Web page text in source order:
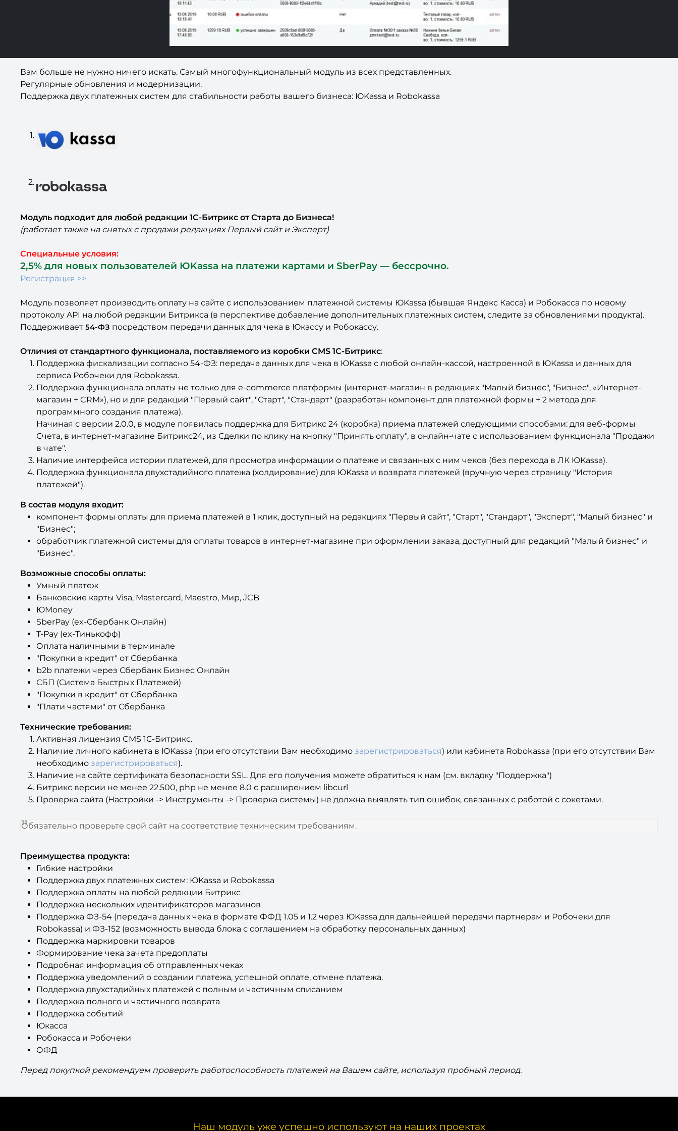
Вам больше не нужно ничего искать. Самый многофункциональный модуль из всех представленных.
Регулярные обновления и модернизации.
Поддержка двух платежных систем для стабильности работы вашего бизнеса: ЮKassa и Robokassa
Модуль подходит для любой редакции 1С-Битрикс от Старта до Бизнеса!
(работает также на снятых с продажи редакциях Первый сайт и Эксперт)
Cпециальные условия:
2,5% для новых пользователей ЮKassa на платежи картами и SberPay — бессрочно.
Регистрация >>
Модуль позволяет производить оплату на сайте с использованием платежной системы ЮKassa (бывшая Яндекс Касса) и Робокасса по новому
протоколу API на любой редакции Битрикса (в перспективе добавление дополнительных платежных систем, следите за обновлениями продукта).
Поддерживает 54-ФЗ посредством передачи данных для чека в Юкассу и Робокассу.
Отличия от стандартного функционала, поставляемого из коробки CMS 1С-Битрикс:
Поддержка фискализации согласно 54-ФЗ: передача данных для чека в ЮKassa с любой онлайн-кассой, настроенной в ЮKassa и данных для
сервиса Робочеки для Robokassa.
Поддержка функционала оплаты не только для e-commerce платформы (интернет-магазин в редакциях "Малый бизнес", "Бизнес", «Интернет-
магазин + CRM»), но и для редакций "Первый сайт", "Старт", "Стандарт" (разработан компонент для платежной формы + 2 метода для
программного создания платежа).
Начиная с версии 2.0.0, в модуле появилась поддержка для Битрикс 24 (коробка) приема платежей следующими способами: для веб-формы
Счета, в интернет-магазине Битрикс24, из Сделки по клику на кнопку "Принять оплату", в онлайн-чате с использованием функционала "Продажи
в чате".
Наличие интерфейса истории платежей, для просмотра информации о платеже и связанных с ним чеков (без перехода в ЛК ЮKassa).
Поддержка функционала двухстадийного платежа (холдирование) для ЮKassa и возврата платежей (вручную через страницу "История
платежей").
В состав модуля входит:
компонент формы оплаты для приема платежей в 1 клик, доступный на редакциях "Первый сайт", "Старт", "Стандарт", "Эксперт", "Малый бизнес" и
"Бизнес";
обработчик платежной системы для оплаты товаров в интернет-магазине при оформлении заказа, доступный для редакций "Малый бизнес" и
"Бизнес".
Возможные способы оплаты:
Умный платеж
Банковские карты Visa, Mastercard, Maestro, Мир, JCB
ЮMoney
SberPay (ex-Сбербанк Онлайн)
T-Pay (ex-Тинькофф)
Оплата наличными в терминале
"Покупки в кредит" от Сбербанка
b2b платежи через Сбербанк Бизнес Онлайн
СБП (Система Быстрых Платежей)
"Покупки в кредит" от Сбербанка
"Плати частями" от Сбербанка
Технические требования:
Активная лицензия CMS 1С-Битрикс.
Наличие личного кабинета в ЮKassa (при его отсутствии Вам необходимо зарегистрироваться) или кабинета Robokassa (при его отсутствии Вам
необходимо зарегистрироваться).
Наличие на сайте сертификата безопасности SSL. Для его получения можете обратиться к нам (см. вкладку "Поддержка")
Битрикс версии не менее 22.500, php не менее 8.0 с расширением libcurl
Проверка сайта (Настройки -> Инструменты -> Проверка системы) не должна выявлять тип ошибок, связанных с работой с сокетами.
Обязательно проверьте свой сайт на соответствие техническим требованиям.
Преимущества продукта:
Гибкие настройки
Поддержка двух платежных систем: ЮKassa и Robokassa
Поддержка оплаты на любой редакции Битрикс
Поддержка нескольких идентификаторов магазинов
Поддержка ФЗ-54 (передача данных чека в формате ФФД 1.05 и 1.2 через ЮKassa для дальнейшей передачи партнерам и Робочеки для
Robokassa) и ФЗ-152 (возможность вывода блока с соглашением на обработку персональных данных)
Поддержка маркировки товаров
Формирование чека зачета предоплаты
Подробная информация об отправленных чеках
Поддержка уведомлений о создании платежа, успешной оплате, отмене платежа.
Поддержка двухстадийных платежей с полным и частичным списанием
Поддержка полного и частичного возврата
Поддержка событий
Юкасса
Робокасса и Робочеки
ОФД
Перед покупкой рекомендуем проверить работоспособность платежей на Вашем сайте, используя пробный период.
Наш модуль уже успешно используют на наших проектах